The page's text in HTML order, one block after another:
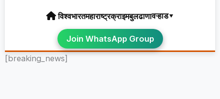
विश्वभारतमहाराष्ट्रक्राइमबुलढाणावऱ्हाड▾
Join WhatsApp Group
[breaking_news]